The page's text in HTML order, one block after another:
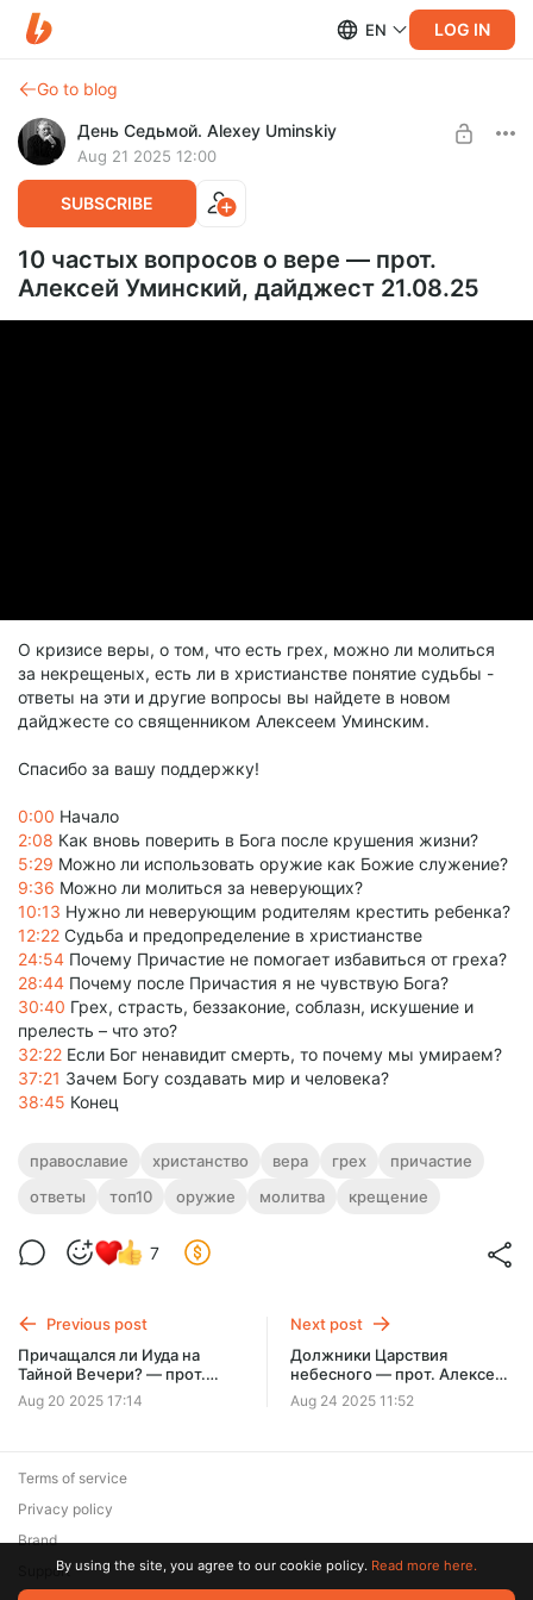
EN LOG IN
Go to blog
День Седьмой. Alexey Uminskiy
Aug 21 2025 12:00
SUBSCRIBE
10 частых вопросов о вере — прот.
Алексей Уминский, дайджест 21.08.25
О кризисе веры, о том, что есть грех, можно ли молиться
за некрещеных, есть ли в христианстве понятие судьбы -
ответы на эти и другие вопросы вы найдете в новом
дайджесте со священником Алексеем Уминским.
Спасибо за вашу поддержку!
0:00 Начало
2:08 Как вновь поверить в Бога после крушения жизни?
5:29 Можно ли использовать оружие как Божие служение?
9:36 Можно ли молиться за неверующих?
10:13 Нужно ли неверующим родителям крестить ребенка?
12:22 Судьба и предопределение в христианстве
24:54 Почему Причастие не помогает избавиться от греха?
28:44 Почему после Причастия я не чувствую Бога?
30:40 Грех, страсть, беззаконие, соблазн, искушение и
прелесть – что это?
32:22 Если Бог ненавидит смерть, то почему мы умираем?
37:21 Зачем Богу создавать мир и человека?
38:45 Конец
православие христанство вера грех
причастие
ответы
топ10 оружие молитва крещение
7
Previous post
Причащался ли Иуда на
Тайной Вечери? — прот.
Алексей Уминский, вопрос
из эфира 5.12.24
Aug 20 2025 17:14
Next post
Должники Царствия
небесного — прот. Алексей
Уминский, проповедь
24.08.25
Aug 24 2025 11:52
Terms of service
Privacy policy
Brand
SupportBy using the site, you agree to our cookie policy. Read more here.